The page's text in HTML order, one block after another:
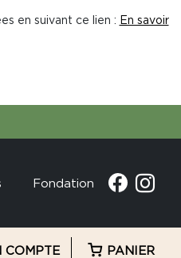
en suivant ce lien : En savoir
Fondation
COMPTE PANIER